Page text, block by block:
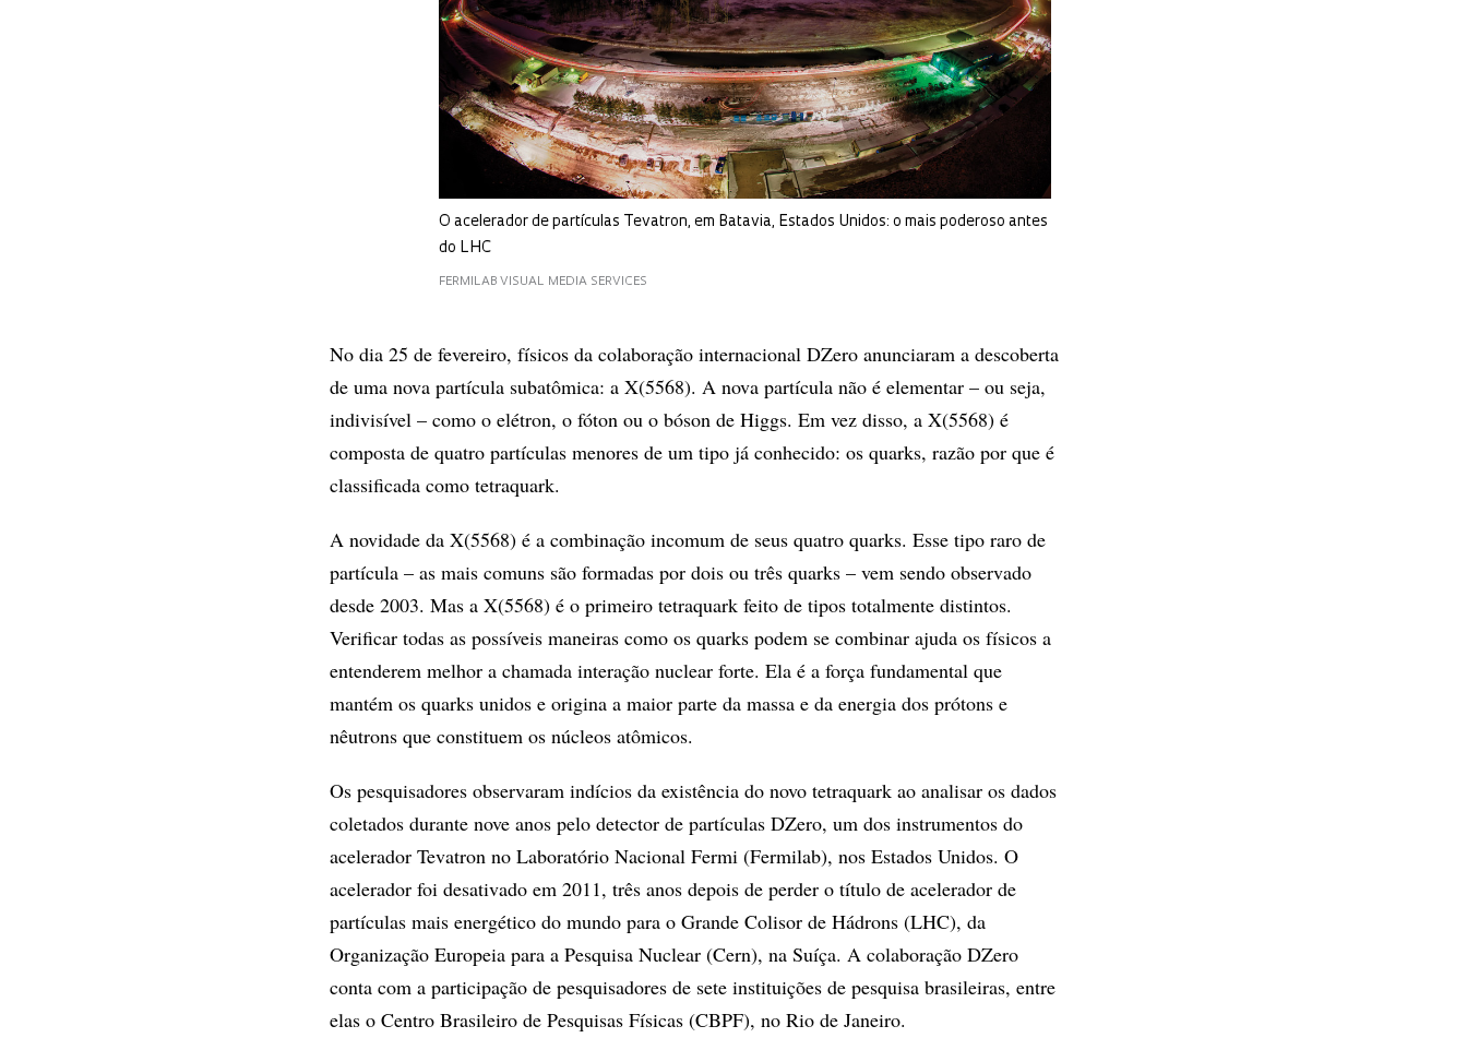
O acelerador de partículas Tevatron, em Batavia, Estados Unidos: o mais poderoso antes
do LHC
FERMILAB VISUAL MEDIA SERVICES
No dia 25 de fevereiro, físicos da colaboração internacional DZero anunciaram a descoberta
de uma nova partícula subatômica: a X(5568). A nova partícula não é elementar – ou seja,
indivisível – como o elétron, o fóton ou o bóson de Higgs. Em vez disso, a X(5568) é
composta de quatro partículas menores de um tipo já conhecido: os quarks, razão por que é
classificada como tetraquark.
A novidade da X(5568) é a combinação incomum de seus quatro quarks. Esse tipo raro de
partícula – as mais comuns são formadas por dois ou três quarks – vem sendo observado
desde 2003. Mas a X(5568) é o primeiro tetraquark feito de tipos totalmente distintos.
Verificar todas as possíveis maneiras como os quarks podem se combinar ajuda os físicos a
entenderem melhor a chamada interação nuclear forte. Ela é a força fundamental que
mantém os quarks unidos e origina a maior parte da massa e da energia dos prótons e
nêutrons que constituem os núcleos atômicos.
Os pesquisadores observaram indícios da existência do novo tetraquark ao analisar os dados
coletados durante nove anos pelo detector de partículas DZero, um dos instrumentos do
acelerador Tevatron no Laboratório Nacional Fermi (Fermilab), nos Estados Unidos. O
acelerador foi desativado em 2011, três anos depois de perder o título de acelerador de
partículas mais energético do mundo para o Grande Colisor de Hádrons (LHC), da
Organização Europeia para a Pesquisa Nuclear (Cern), na Suíça. A colaboração DZero
conta com a participação de pesquisadores de sete instituições de pesquisa brasileiras, entre
elas o Centro Brasileiro de Pesquisas Físicas (CBPF), no Rio de Janeiro.